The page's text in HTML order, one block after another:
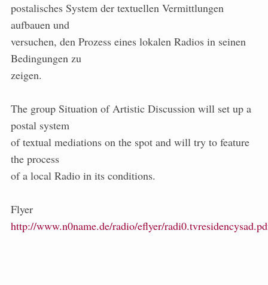
postalisches System der textuellen Vermittlungen
aufbauen und
versuchen, den Prozess eines lokalen Radios in seinen
Bedingungen zu
zeigen.
The group Situation of Artistic Discussion will set up a
postal system
of textual mediations on the spot and will try to feature
the process
of a local Radio in its conditions.
Flyer
http://www.n0name.de/radio/eflyer/